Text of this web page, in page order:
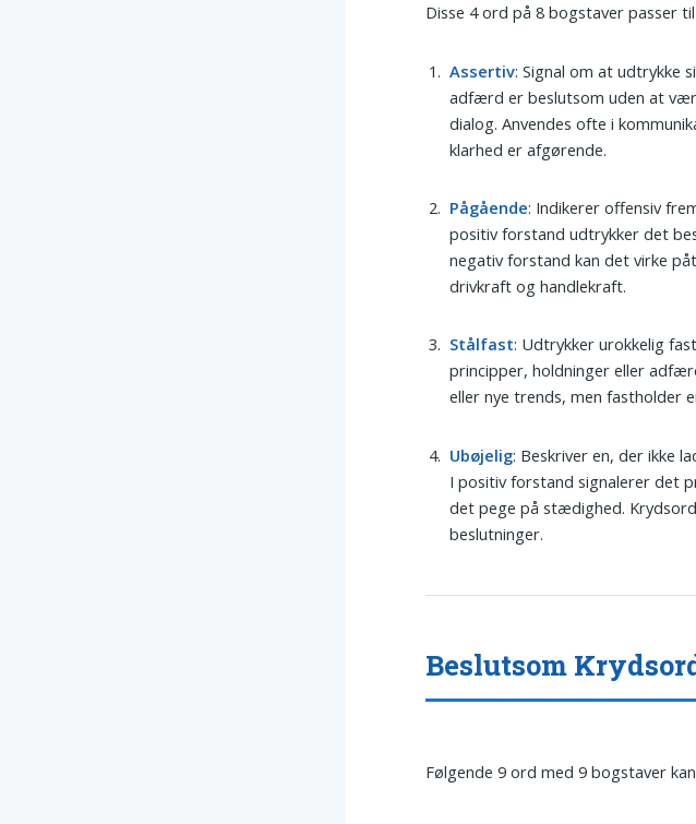
Disse 4 ord på 8 bogstaver passer
Assertiv: Signal om at udtrykke
adfærd er beslutsom uden at
dialog. Anvendes ofte i
klarhed er afgørende.
Pågående: Indikerer offensiv
positiv forstand udtrykker det
negativ forstand kan det virke
drivkraft og handlekraft.
Stålfast: Udtrykker urokkelig
principper, holdninger eller
eller nye trends, men fastholder
Ubøjelig: Beskriver en, der ikke
I positiv forstand signalerer det
det pege på stædighed.
beslutninger.
Beslutsom
Følgende 9 ord med 9 bogstaver